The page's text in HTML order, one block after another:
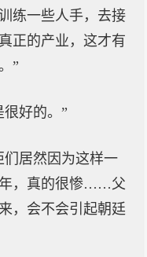
练一些人手，去接
正的产业，这才有
”
好的。”
们居然因为这样一
年，真的很惨……父
，会不会引起朝廷